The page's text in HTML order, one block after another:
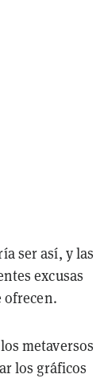
ser así, y las
excusas
ofrecen.
metaversos
los gráficos